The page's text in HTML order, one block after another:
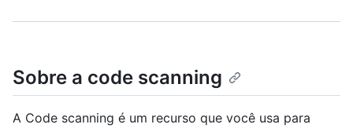
Sobre a code scanning
A Code scanning é um recurso que você usa para